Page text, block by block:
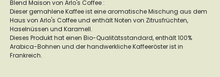
Blend Maison von Arlo's Coffee :
Dieser gemahlene Kaffee ist eine aromatische Mischung aus dem
Haus von Arlo's Coffee und enthält Noten von Zitrusfrüchten,
Haselnüssen und Karamell.
Dieses Produkt hat einen Bio-Qualitätsstandard, enthält 100%
Arabica-Bohnen und der handwerkliche Kaffeeröster ist in
Frankreich.